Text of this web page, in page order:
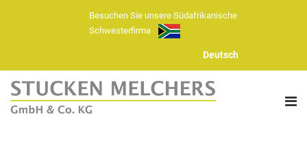
Besuchen Sie unsere Südafrikanische
Schwesterfirma
Deutsch